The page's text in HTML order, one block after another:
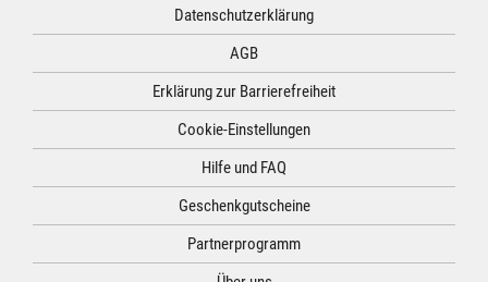
Datenschutzerklärung
AGB
Erklärung zur Barrierefreiheit
Cookie-Einstellungen
Hilfe und FAQ
Geschenkgutscheine
Partnerprogramm